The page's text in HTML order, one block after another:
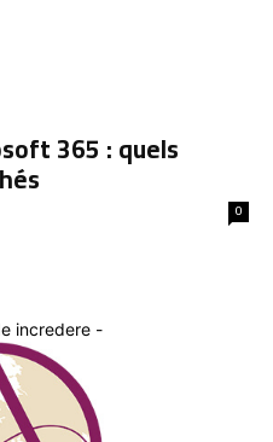
365 : quels
0
incredere -